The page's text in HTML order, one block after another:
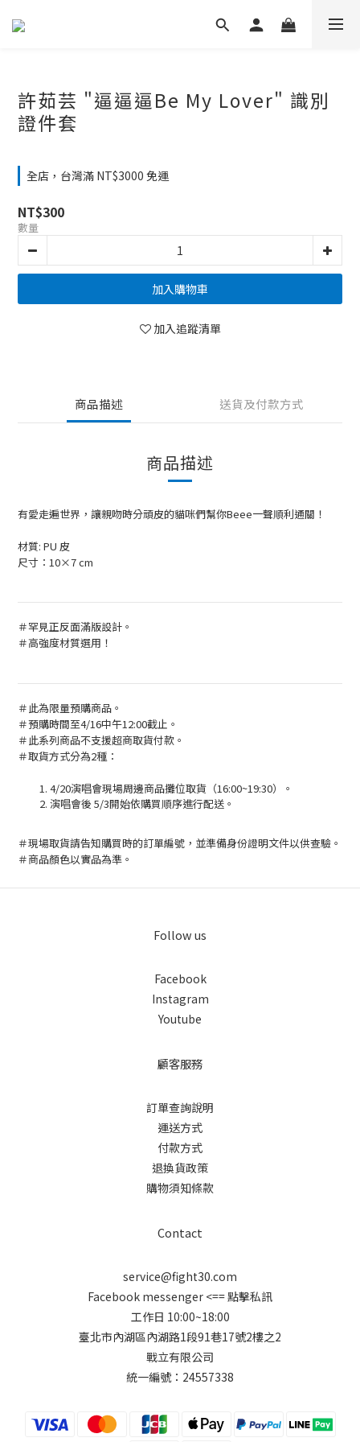
許茹芸 "逼逼逼Be My Lover" 識別
證件套
全店，台灣滿 NT$3000 免運
NT$300
數量
加入購物車
加入追蹤清單
商品描述 送貨及付款方式
商品描述
有愛走遍世界，讓親吻時分頑皮的貓咪們幫你Beee一聲順利通關！
材質: PU 皮
尺寸：10×7 cm
＃罕見正反面滿版設計。
＃高強度材質選用！
＃此為限量預購商品。
＃預購時間至4/16中午12:00截止。
＃此系列商品不支援超商取貨付款。
＃取貨方式分為2種：
4/20演唱會現場周邊商品攤位取貨（16:00~19:30）。
演唱會後 5/3開始依購買順序進行配送。
＃現場取貨請告知購買時的訂單編號，並準備身份證明文件以供查驗。
＃商品顏色以實品為準。
Follow us
Facebook
Instagram
Youtube
顧客服務
訂單查詢說明
運送方式
付款方式
退換貨政策
購物須知條款
Contact
service@fight30.com
Facebook messenger <== 點擊私訊
工作日 10:00~18:00
臺北市內湖區內湖路1段91巷17號2樓之2
戰立有限公司
統一編號：24557338